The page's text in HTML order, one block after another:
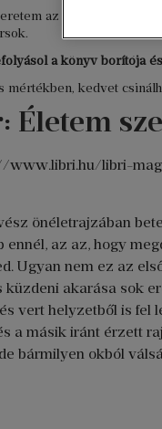
az életrajzi
a könyv borítója
mértékben, kedvet
Életem
www.libri.hu/libri-
önéletrajzában
az az, hogy
Ugyan nem ez az
küzdeni akarása sok
vert helyzetből is fel
a másik iránt érzett
bármilyen okból